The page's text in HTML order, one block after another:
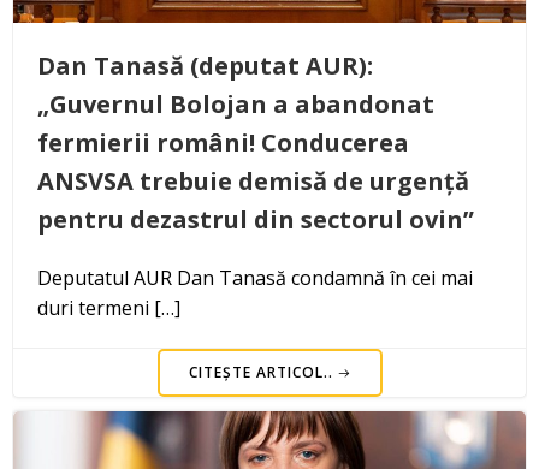
Dan Tanasă (deputat AUR):
„Guvernul Bolojan a abandonat
fermierii români! Conducerea
ANSVSA trebuie demisă de urgență
pentru dezastrul din sectorul ovin”
Deputatul AUR Dan Tanasă condamnă în cei mai
duri termeni […]
CITEȘTE ARTICOL..